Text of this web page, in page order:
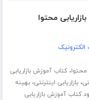
محتوا،کتاب آموزش بازاریابی
،بازاریابی اینترنتی،بهینه
کتاب آموزش بازاریابی